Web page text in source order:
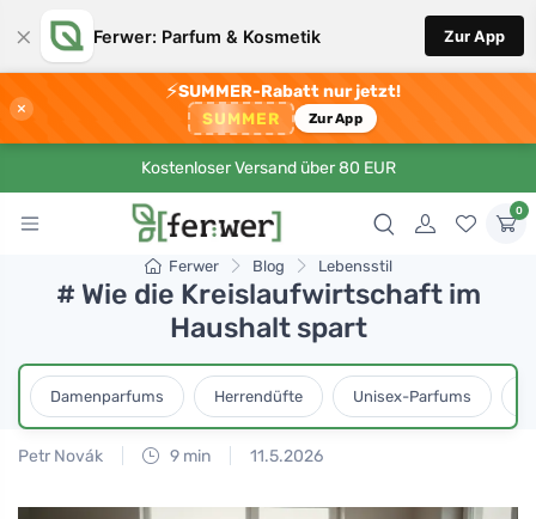
× Ferwer: Parfum & Kosmetik Zur App
×
⚡SUMMER-Rabatt nur jetzt!
SUMMER Zur App
Kostenloser Versand über 80 EUR
0
Ferwer Blog Lebensstil
# Wie die Kreislaufwirtschaft im
Haushalt spart
Damenparfums Herrendüfte Unisex-Parfums
Petr Novák 9 min 11.5.2026